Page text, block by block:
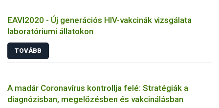
EAVI2020 - Új generációs HIV-vakcinák vizsgálata
laboratóriumi állatokon
TOVÁBB
A madár Coronavírus kontrollja felé: Stratégiák a
diagnózisban, megelőzésben és vakcinálásban